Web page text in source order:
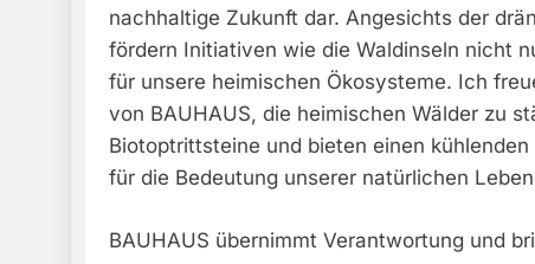
nachhaltige Zukunft dar. Angesichts der
fördern Initiativen wie die Waldinseln nicht
für unsere heimischen Ökosysteme. Ich
von BAUHAUS, die heimischen Wälder zu
Biotoptrittsteine und bieten einen
für die Bedeutung unserer natürlichen
BAUHAUS übernimmt Verantwortung und